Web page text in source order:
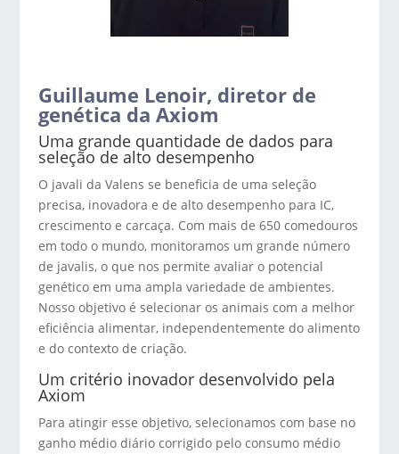
Guillaume Lenoir, diretor de
genética da Axiom
Uma grande quantidade de dados para
seleção de alto desempenho
O javali da Valens se beneficia de uma seleção
precisa, inovadora e de alto desempenho para IC,
crescimento e carcaça. Com mais de 650 comedouros
em todo o mundo, monitoramos um grande número
de javalis, o que nos permite avaliar o potencial
genético em uma ampla variedade de ambientes.
Nosso objetivo é selecionar os animais com a melhor
eficiência alimentar, independentemente do alimento
e do contexto de criação.
Um critério inovador desenvolvido pela
Axiom
Para atingir esse objetivo, selecionamos com base no
ganho médio diário corrigido pelo consumo médio